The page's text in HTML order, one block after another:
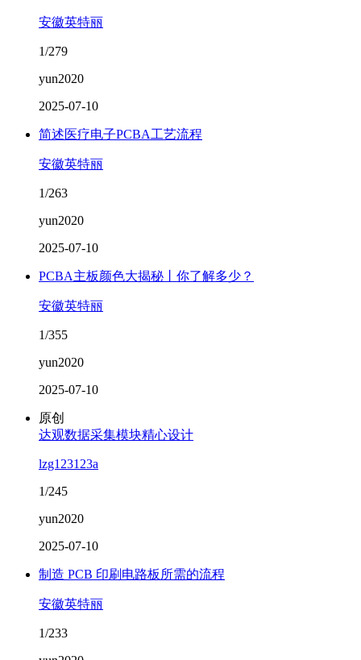
安徽英特丽
1/279
yun2020
2025-07-10
简述医疗电子PCBA工艺流程
安徽英特丽
1/263
yun2020
2025-07-10
PCBA主板颜色大揭秘丨你了解多少？
安徽英特丽
1/355
yun2020
2025-07-10
原创
达观数据采集模块精心设计
lzg123123a
1/245
yun2020
2025-07-10
制造 PCB 印刷电路板所需的流程
安徽英特丽
1/233